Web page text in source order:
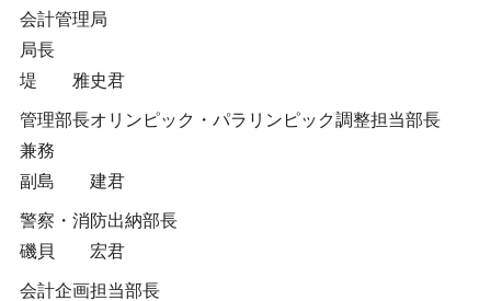
会計管理局
局長
堤 雅史君
管理部長オリンピック・パラリンピック調整担当部長
兼務
副島 建君
警察・消防出納部長
磯貝 宏君
会計企画担当部長